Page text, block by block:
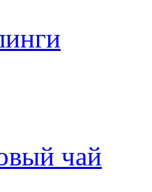
чай